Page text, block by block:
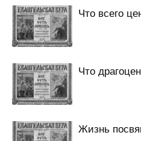
Что всего
Что
Жизнь